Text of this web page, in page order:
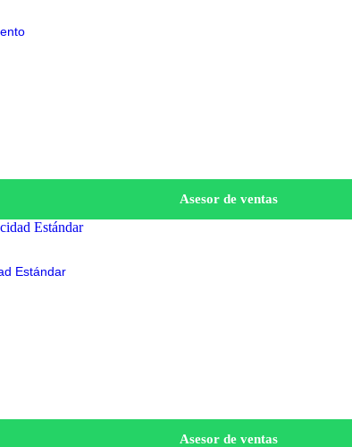
Asesor de ventas
Estándar
Asesor de ventas